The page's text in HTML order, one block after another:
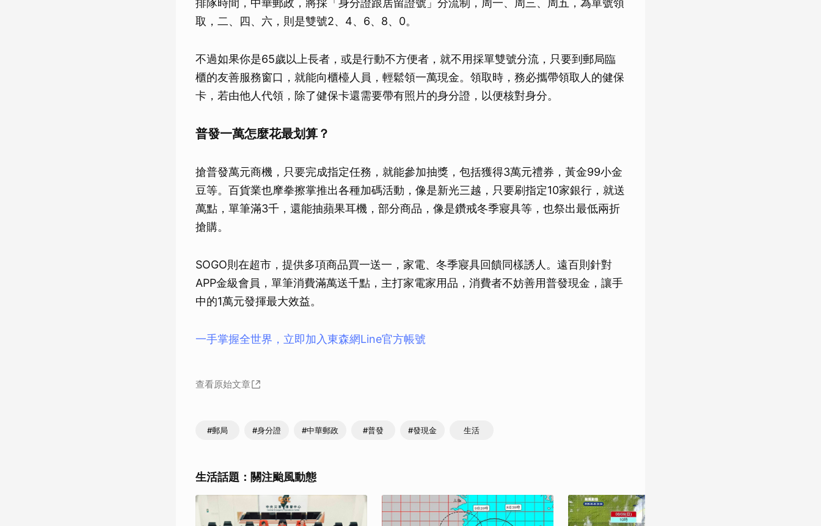
排隊時間，中華郵政，將採「身分證跟居留證號」分流制，周一、周三、周五，為單號領
取，二、四、六，則是雙號2、4、6、8、0。
不過如果你是65歲以上長者，或是行動不方便者，就不用採單雙號分流，只要到郵局臨
櫃的友善服務窗口，就能向櫃檯人員，輕鬆領一萬現金。領取時，務必攜帶領取人的健保
卡，若由他人代領，除了健保卡還需要帶有照片的身分證，以便核對身分。
普發一萬怎麼花最划算？
搶普發萬元商機，只要完成指定任務，就能參加抽獎，包括獲得3萬元禮券，黃金99小金
豆等。百貨業也摩拳擦掌推出各種加碼活動，像是新光三越，只要刷指定10家銀行，就送
萬點，單筆滿3千，還能抽蘋果耳機，部分商品，像是鑽戒冬季寢具等，也祭出最低兩折
搶購。
SOGO則在超市，提供多項商品買一送一，家電、冬季寢具回饋同樣誘人。遠百則針對
APP金級會員，單筆消費滿萬送千點，主打家電家用品，消費者不妨善用普發現金，讓手
中的1萬元發揮最大效益。
一手掌握全世界，立即加入東森網Line官方帳號
查看原始文章
#郵局 #身分證 #中華郵政 #普發 #發現金 生活
生活話題：關注颱風動態